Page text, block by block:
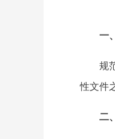
一
规
性文件
二